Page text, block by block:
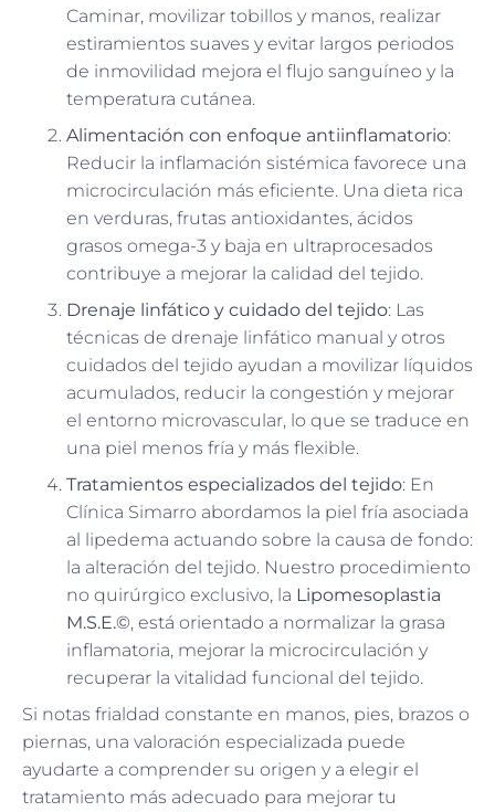
Caminar, movilizar tobillos y manos, realizar
estiramientos suaves y evitar largos periodos
de inmovilidad mejora el flujo sanguíneo y la
temperatura cutánea.
Alimentación con enfoque antiinflamatorio:
Reducir la inflamación sistémica favorece una
microcirculación más eficiente. Una dieta rica
en verduras, frutas antioxidantes, ácidos
grasos omega-3 y baja en ultraprocesados
contribuye a mejorar la calidad del tejido.
Drenaje linfático y cuidado del tejido: Las
técnicas de drenaje linfático manual y otros
cuidados del tejido ayudan a movilizar líquidos
acumulados, reducir la congestión y mejorar
el entorno microvascular, lo que se traduce en
una piel menos fría y más flexible.
Tratamientos especializados del tejido: En
Clínica Simarro abordamos la piel fría asociada
al lipedema actuando sobre la causa de fondo:
la alteración del tejido. Nuestro procedimiento
no quirúrgico exclusivo, la Lipomesoplastia
M.S.E.©, está orientado a normalizar la grasa
inflamatoria, mejorar la microcirculación y
recuperar la vitalidad funcional del tejido.
Si notas frialdad constante en manos, pies, brazos o
piernas, una valoración especializada puede
ayudarte a comprender su origen y a elegir el
tratamiento más adecuado para mejorar tu